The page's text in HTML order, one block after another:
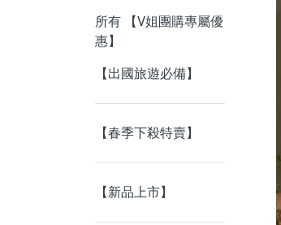
所有 【V姐團購專屬優
惠】
【出國旅遊必備】
【春季下殺特賣】
【新品上市】